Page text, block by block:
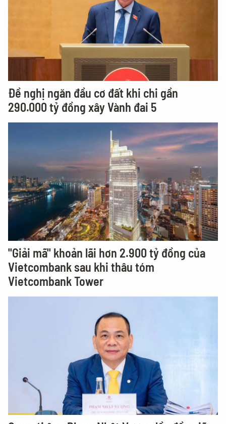
Đề nghị ngăn đầu cơ đất khi chi gần
290.000 tỷ đồng xây Vành đai 5
"Giải mã" khoản lãi hơn 2.900 tỷ đồng của
Vietcombank sau khi thâu tóm
Vietcombank Tower